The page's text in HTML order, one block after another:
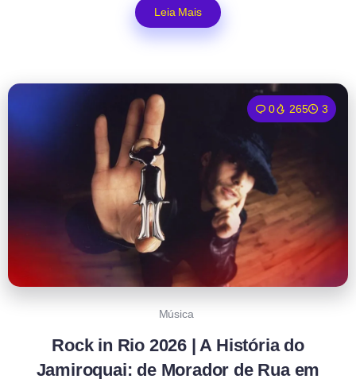
Leia Mais
0 265 3
Música
Rock in Rio 2026 | A História do
Jamiroquai: de Morador de Rua em